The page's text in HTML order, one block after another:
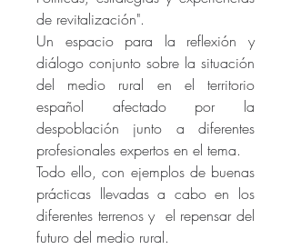
de revitalización".
Un espacio para la reflexión y
diálogo conjunto sobre la situación
del medio rural en el territorio
español afectado por la
despoblación junto a diferentes
profesionales expertos en el tema.
Todo ello, con ejemplos de buenas
prácticas llevadas a cabo en los
diferentes terrenos y  el repensar del
futuro del medio rural.